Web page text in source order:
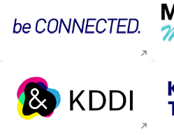
新規ウィンドウで開く
新規ウィンドウで開く